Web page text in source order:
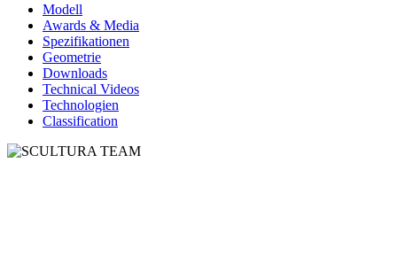
Modell
Awards & Media
Spezifikationen
Geometrie
Downloads
Technical Videos
Technologien
Classification